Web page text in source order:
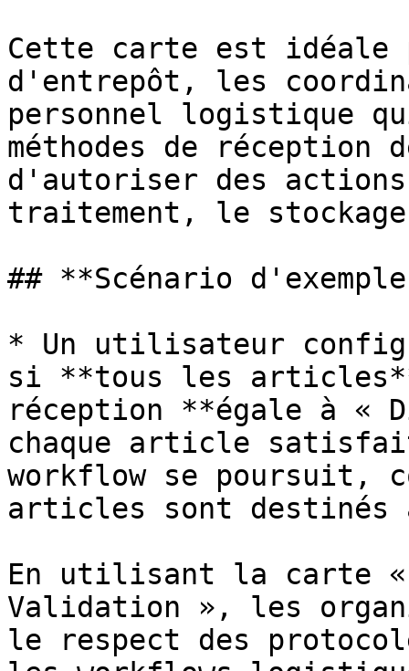
Cette carte est idéale
d'entrepôt, les
personnel logistique
méthodes de réception
d'autoriser des actions
traitement, le
## **Scénario
* Un utilisateur
si **tous les
réception **égale à «
chaque article
workflow se poursuit,
articles sont
En utilisant la carte «
Validation », les
le respect des